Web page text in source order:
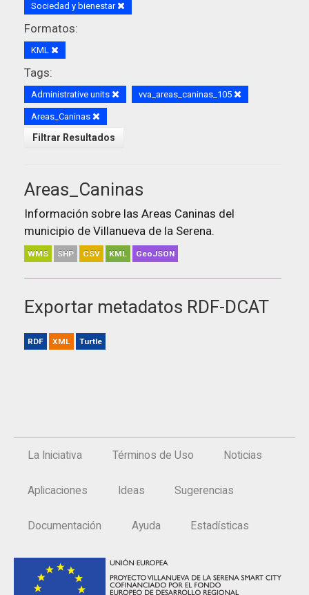
Sociedad y bienestar
Formatos:
KML
Tags:
Administrative units vva_areas_caninas_105
Areas_Caninas
Filtrar Resultados
Areas_Caninas
Información sobre las Areas Caninas del
municipio de Villanueva de la Serena.
WMS SHP CSV KML GeoJSON
Exportar metadatos RDF-DCAT
RDF XML Turtle
La Iniciativa Términos de Uso Noticias
Aplicaciones Ideas Sugerencias
Documentación Ayuda Estadísticas